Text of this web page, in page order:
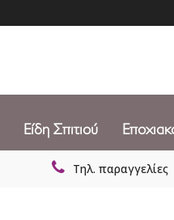
Είδη Σπιτιού
Τηλ. παραγγελίες